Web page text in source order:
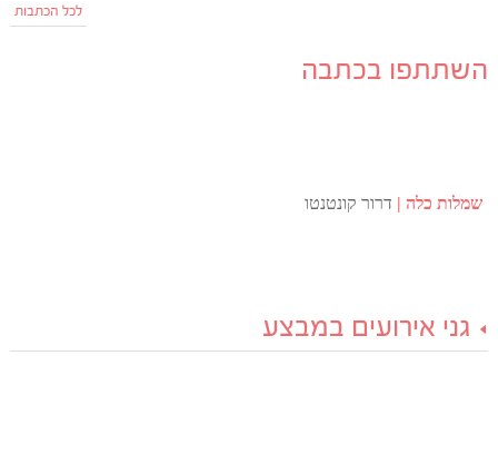
לכל הכתבות
השתתפו בכתבה
שמלות כלה דרור קונטנטו
גני אירועים במבצע